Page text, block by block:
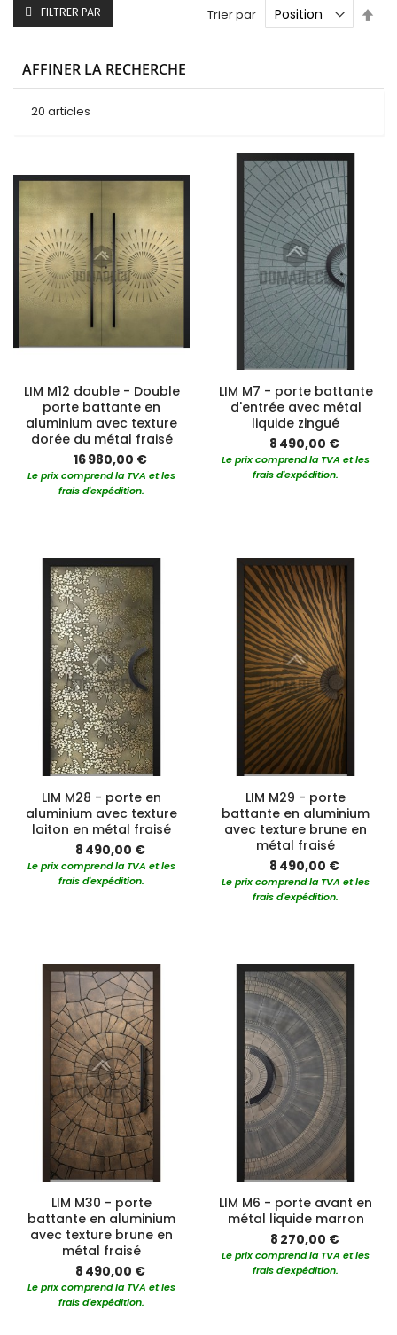
20 articles
Trier par
LIM M12 double - Double
porte battante en
aluminium avec texture
dorée du métal fraisé
16 980,00 €
Le prix comprend la TVA et les
frais d'expédition.
LIM M7 - porte battante
d'entrée avec métal
liquide zingué
8 490,00 €
Le prix comprend la TVA et les
frais d'expédition.
LIM M28 - porte en
aluminium avec texture
laiton en métal fraisé
8 490,00 €
Le prix comprend la TVA et les
frais d'expédition.
LIM M29 - porte
battante en aluminium
avec texture brune en
métal fraisé
8 490,00 €
Le prix comprend la TVA et les
frais d'expédition.
LIM M30 - porte
battante en aluminium
avec texture brune en
métal fraisé
8 490,00 €
Le prix comprend la TVA et les
frais d'expédition.
LIM M6 - porte avant en
métal liquide marron
8 270,00 €
Le prix comprend la TVA et les
frais d'expédition.
FILTRER PAR
AFFINER LA RECHERCHE